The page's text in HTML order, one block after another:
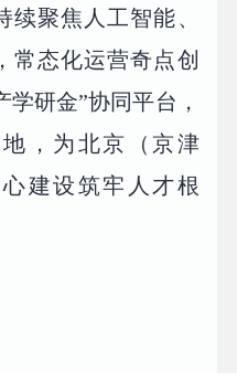
聚焦人工智能、
常态化运营奇点创
研金”协同平台，
，为北京（京津
建设筑牢人才根